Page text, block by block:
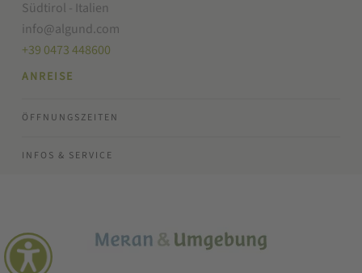
Südtirol - Italien
info@algund.com
+39 0473 448600
ANREISE
ÖFFNUNGSZEITEN
INFOS & SERVICE